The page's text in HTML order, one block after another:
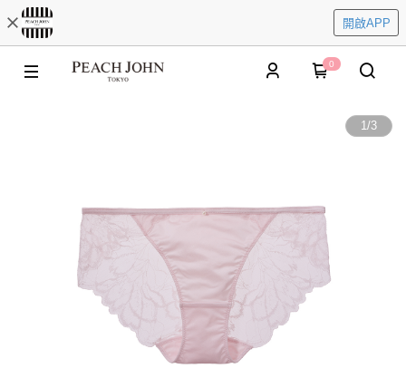
開啟APP
0
1/3